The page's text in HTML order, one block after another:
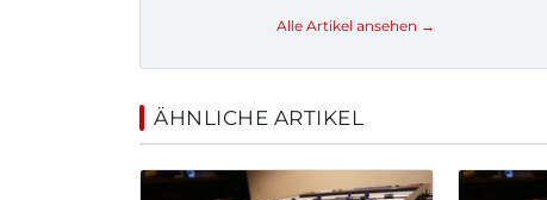
Alle Artikel ansehen →
ÄHNLICHE ARTIKEL